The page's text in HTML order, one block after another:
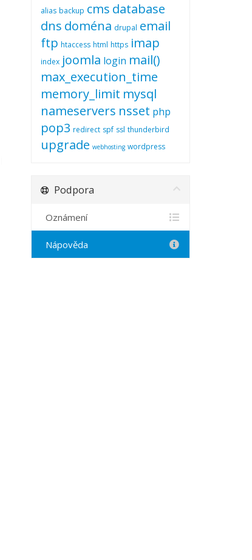
alias backup cms database
dns doména drupal email
ftp htaccess html https imap
index joomla login mail()
max_execution_time
memory_limit mysql
nameservers nsset php
pop3 redirect spf ssl thunderbird
upgrade webhosting wordpress
Podpora
Oznámení
Nápověda